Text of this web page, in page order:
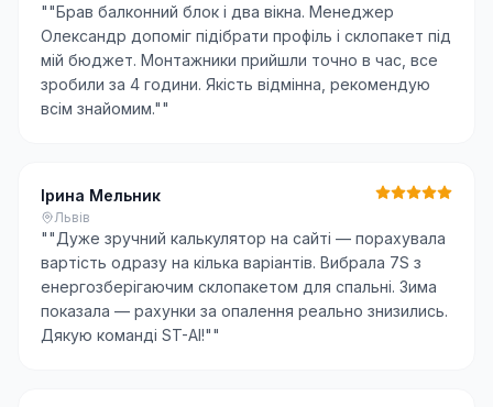
""Брав балконний блок і два вікна. Менеджер
Олександр допоміг підібрати профіль і склопакет під
мій бюджет. Монтажники прийшли точно в час, все
зробили за 4 години. Якість відмінна, рекомендую
всім знайомим.""
Ірина Мельник
Львів
""Дуже зручний калькулятор на сайті — порахувала
вартість одразу на кілька варіантів. Вибрала 7S з
енергозберігаючим склопакетом для спальні. Зима
показала — рахунки за опалення реально знизились.
Дякую команді ST-AI!""